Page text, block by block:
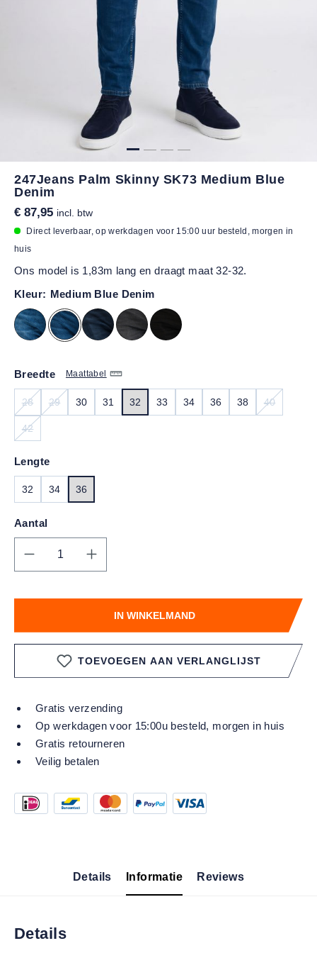
247Jeans Palm Skinny SK73 Medium Blue
Denim
€ 87,95 incl. btw
Direct leverbaar, op werkdagen voor 15:00 uur besteld, morgen in
huis
Ons model is 1,83m lang en draagt maat 32-32.
Kleur: Medium Blue Denim
Maattabel
Breedte
28
(DEZE OPTIE IS MOMENTEEL NIET BESCHIKBAAR.)
29
(DEZE OPTIE IS MOMENTEEL NIET BESCHIKBAAR.)
30 31 32 33 34 36 38 40
42
Lengte
32 34 36
Aantal
Producthoeveelheid: Voer de gewenste
IN WINKELMAND
TOEVOEGEN AAN VERLANGLIJST
Gratis verzending
Op werkdagen voor 15:00u besteld, morgen in huis
Gratis retourneren
Veilig betalen
Details Informatie Reviews
Details